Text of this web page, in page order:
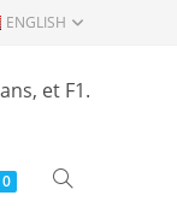
ENGLISH
et F1.
0 Toggle